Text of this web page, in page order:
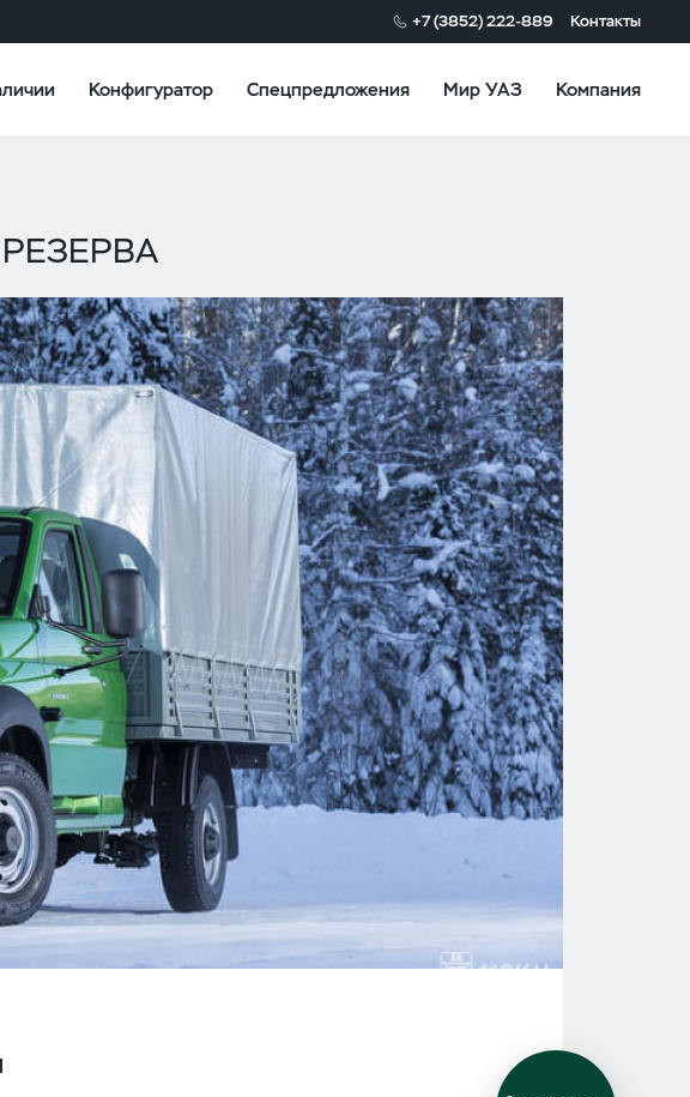
+7 (3852) 222-889 Контакты
Конфигуратор Спецпредложения Мир УАЗ Компания